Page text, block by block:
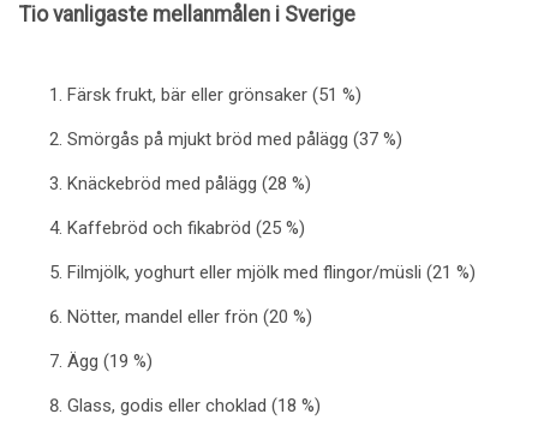
Tio vanligaste mellanmålen i Sverige
Färsk frukt, bär eller grönsaker (51 %)
Smörgås på mjukt bröd med pålägg (37 %)
Knäckebröd med pålägg (28 %)
Kaffebröd och fikabröd (25 %)
Filmjölk, yoghurt eller mjölk med flingor/müsli (21 %)
Nötter, mandel eller frön (20 %)
Ägg (19 %)
Glass, godis eller choklad (18 %)